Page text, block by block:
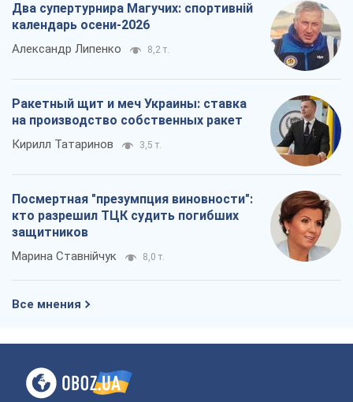
Два супертурнира Магучих: спортивній
календарь осени-2026
Александр Липенко 8,2 т.
Ракетный щит и меч Украины: ставка
на производство собственных ракет
Кирилл Татаринов 3,5 т.
Посмертная "презумпция виновности":
кто разрешил ТЦК судить погибших
защитников
Марина Ставнійчук 8,0 т.
Все мнения